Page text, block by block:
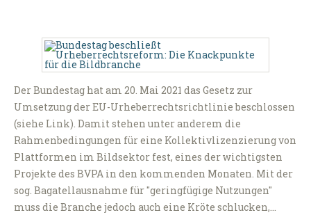
Der Bundestag hat am 20. Mai 2021 das Gesetz zur
Umsetzung der EU-Urheberrechtsrichtlinie beschlossen
(siehe Link). Damit stehen unter anderem die
Rahmenbedingungen für eine Kollektivlizenzierung von
Plattformen im Bildsektor fest, eines der wichtigsten
Projekte des BVPA in den kommenden Monaten. Mit der
sog. Bagatellausnahme für "geringfügige Nutzungen"
muss die Branche jedoch auch eine Kröte schlucken,…